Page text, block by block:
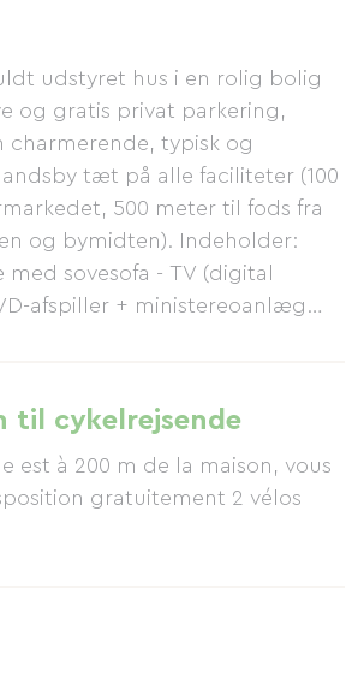
udstyret hus i en rolig bolig
og gratis privat parkering,
charmerende, typisk og
tæt på alle faciliteter (100
500 meter til fods fra
og bymidten). Indeholder:
med sovesofa - TV (digital
afspiller + ministereoanlæg
opvaskemaskine - Duo-
Krups-brødrister -
wok, stegeplade, elektrisk
og skaldyrsfad med
Separat toilet med håndvask.
med en 160x200 cm seng
til cykelrejsende
est à 200 m de la maison, vous
gratuitement 2 vélos